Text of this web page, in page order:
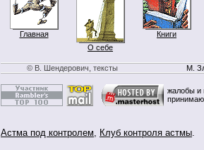
Главная
О себе
Книги
© В. Шендерович, тексты М.
жалобы и
Астма под контролем, Клуб контроля астмы.